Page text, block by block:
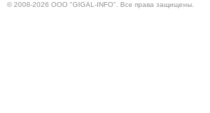
© 2008-2026 ООО "GIGAL-INFO". Все права защищены.